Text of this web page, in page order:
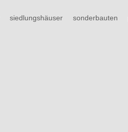
siedlungshäuser sonderbauten